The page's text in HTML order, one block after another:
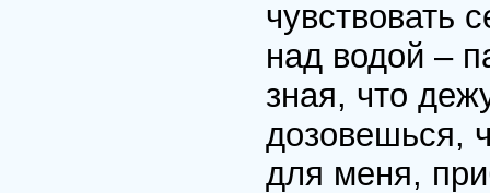
чувствовать
над водой –
зная, что
дозовешься,
для меня,